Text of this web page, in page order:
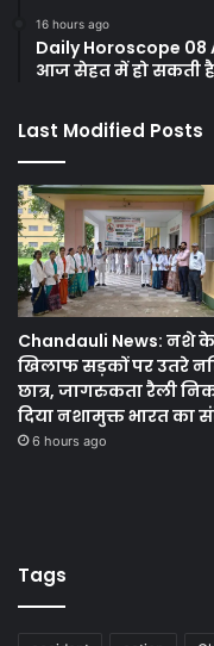
16 hours ago
Daily Horoscope 08
आज सेहत में हो सकती
Last Modified Posts
Chandauli News: नशे के
खिलाफ सड़कों पर उतरे
छात्र, जागरुकता रैली
दिया नशामुक्त भारत का
6 hours ago
Tags